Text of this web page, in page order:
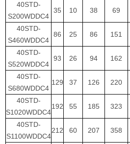
40STD-
S200WDDC4
35 10 38 69
40STD-
S460WDDC4
86 25 86 151
40STD-
S520WDDC4
93 26 94 162
40STD-
S680WDDC4
129 37 126 220
40STD-
S1020WDDC4
192 55 185 323
40STD-
S1100WDDC4
212 60 207 358